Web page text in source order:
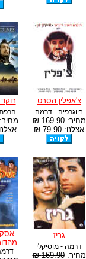
צ'אפלין הסרט
ביוגרפיה - דרמה
מחיר:169.90 ₪
אצלנו: 79.90 ₪
אצלנו:
גריז
דרמה - מוסיקלי
מחיר:169.90 ₪